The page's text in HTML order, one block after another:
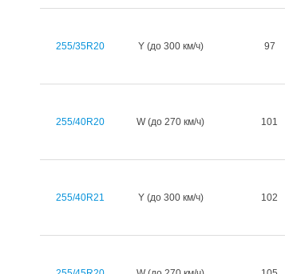
255/35R20 Y (до 300 км/ч) 97
255/40R20 W (до 270 км/ч) 101
255/40R21 Y (до 300 км/ч) 102